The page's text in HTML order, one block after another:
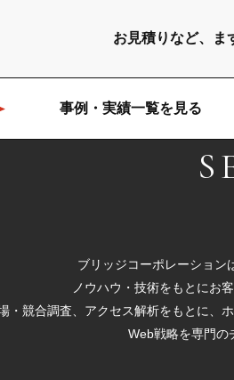
お見積りなど、ま
事例・実績一覧を見る
ブリッジコーポレーション
ノウハウ・技術をもとにお
・競合調査、アクセス解析をもとに、
Web戦略を専門の